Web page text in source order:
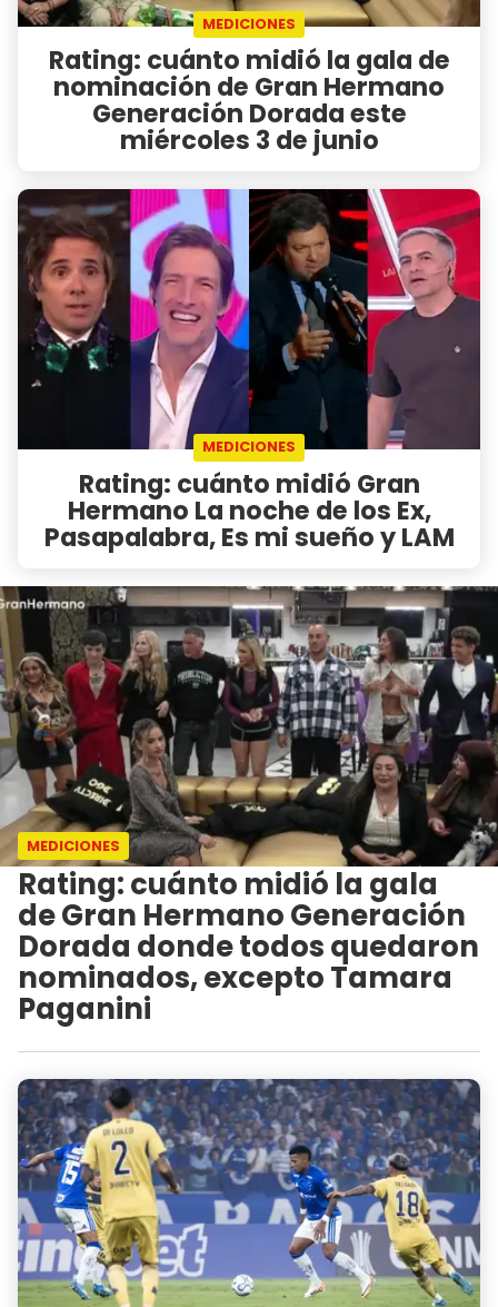
MEDICIONES
Rating: cuánto midió la gala de
nominación de Gran Hermano
Generación Dorada este
miércoles 3 de junio
MEDICIONES
Rating: cuánto midió Gran
Hermano La noche de los Ex,
Pasapalabra, Es mi sueño y LAM
MEDICIONES
Rating: cuánto midió la gala
de Gran Hermano Generación
Dorada donde todos quedaron
nominados, excepto Tamara
Paganini